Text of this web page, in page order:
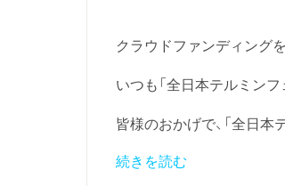
クラウドファンディング
いつも「全日本テルミン
皆様のおかげで、「全日
続きを読む